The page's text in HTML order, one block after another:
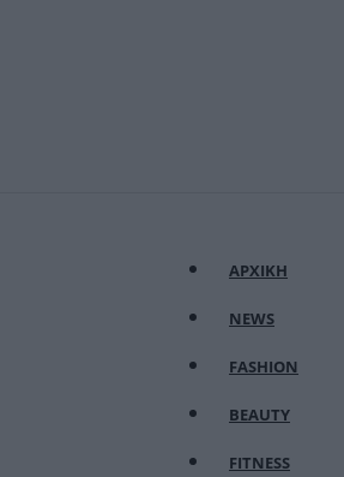
ΑΡΧΙΚΗ
NEWS
FASHION
BEAUTY
FITNESS